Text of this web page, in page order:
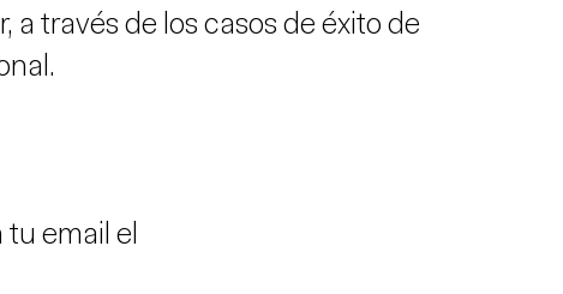
través de los casos de éxito de
email el